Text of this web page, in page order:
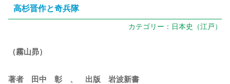
高杉晋作と奇兵隊
カテゴリー： 日本史（江戸）
（霧山昴）
著者 田中 彰 、 出版 岩波新書